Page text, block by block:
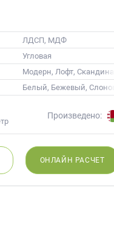
ЛДСП, МДФ
Угловая
Модерн, Лофт,
Белый, Бежевый,
Произведено:
ОНЛАЙН РАСЧЕТ